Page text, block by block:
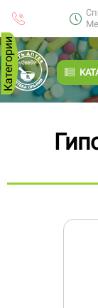
Категории